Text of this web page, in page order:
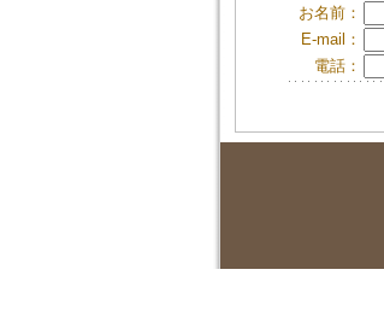
お名前：
E-mail：
電話：